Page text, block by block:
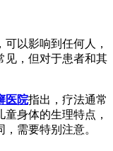
以影响到任何人，
见，但对于患者和其
医院指出，疗法通常
身体的生理特点，
需要特别注意。